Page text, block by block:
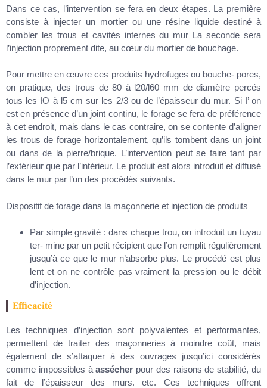
Dans ce cas, l’intervention se fera en deux étapes. La première
consiste à injecter un mortier ou une résine liquide destiné à
combler les trous et cavités internes du mur La seconde sera
l’injection proprement dite, au cœur du mortier de bouchage.
Pour mettre en œuvre ces produits hydrofuges ou bouche- pores,
on pratique, des trous de 80 à l20/l60 mm de diamètre percés
tous les IO à l5 cm sur les 2/3 ou de l’épaisseur du mur. Si I’ on
est en présence d’un joint continu, le forage se fera de préférence
à cet endroit, mais dans le cas contraire, on se contente d’aligner
les trous de forage horizontalement, qu’ils tombent dans un joint
ou dans de la pierre/brique. L’intervention peut se faire tant par
l’extérieur que par l’intérieur. Le produit est alors introduit et diffusé
dans le mur par l’un des procédés suivants.
Dispositif de forage dans la maçonnerie et injection de produits
Par simple gravité : dans chaque trou, on introduit un tuyau
ter- mine par un petit récipient que l’on remplit régulièrement
jusqu’à ce que le mur n’absorbe plus. Le procédé est plus
lent et on ne contrôle pas vraiment la pression ou le débit
d’injection.
Efficacité
Les techniques d’injection sont polyvalentes et performantes,
permettent de traiter des maçonneries à moindre coût, mais
également de s’attaquer à des ouvrages jusqu’ici considérés
comme impossibles àassécher pour des raisons de stabilité, du
fait de l’épaisseur des murs. etc. Ces techniques offrent